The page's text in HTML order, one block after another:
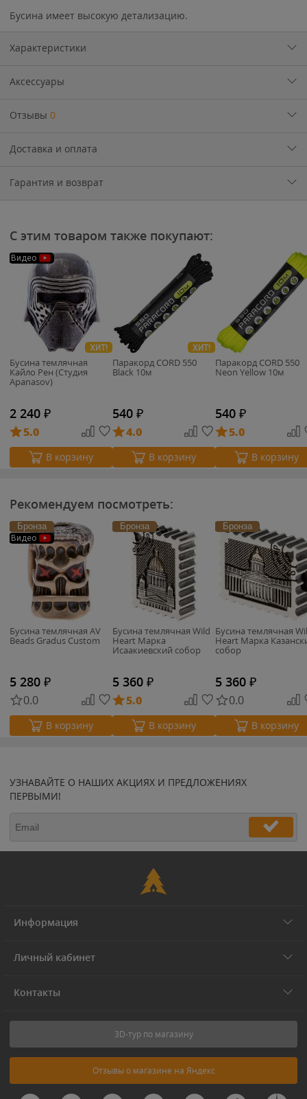
Бусина имеет высокую детализацию.
Характеристики
Аксессуары
Отзывы 0
Доставка и оплата
Гарантия и возврат
С этим товаром также покупают:
Видео
ХИТ!
Бусина темлячная
Кайло Рен (Студия
Apanasov)
2 240 ₽
5.0
В корзину
ХИТ!
Паракорд CORD 550
Black 10м
540 ₽
4.0
В корзину
Паракорд CORD 550
Neon Yellow 10м
540 ₽
5.0
В корзину
Рекомендуем посмотреть:
Бронза
Видео
Бусина темлячная AV
Beads Gradus Custom
5 280 ₽
0.0
В корзину
Бронза
Бусина темлячная Wild
Heart Марка
Исаакиевский собор
5 360 ₽
5.0
В корзину
Бронза
Бусина темлячная
Heart Марка
собор
5 360 ₽
0.0
В корзину
УЗНАВАЙТЕ О НАШИХ АКЦИЯХ И ПРЕДЛОЖЕНИЯХ
ПЕРВЫМИ!
Информация
Личный кабинет
Контакты
3D-тур по магазину
Отзывы о магазине на Яндекс